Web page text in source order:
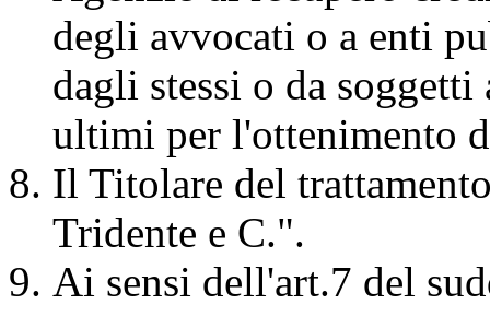
degli avvocati o a enti
dagli stessi o da
ultimi per l'ottenimento
Il Titolare del
Tridente e C.".
Ai sensi dell'art.7 del